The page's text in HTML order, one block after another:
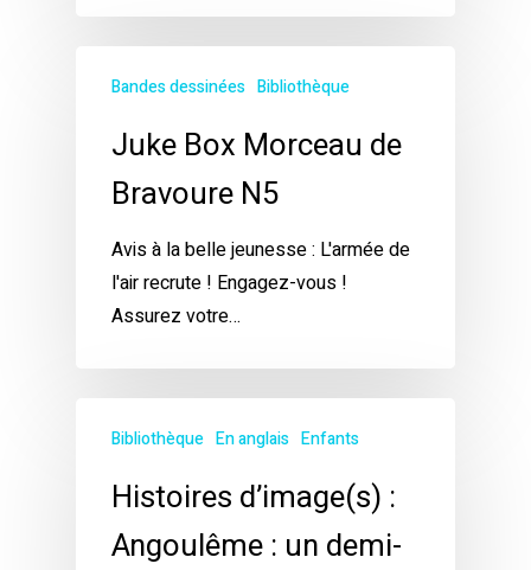
Bandes dessinées Bibliothèque
Juke Box Morceau de
Bravoure N5
Avis à la belle jeunesse : L'armée de
l'air recrute ! Engagez-vous !
Assurez votre…
Bibliothèque En anglais Enfants
Histoires d’image(s) :
Angoulême : un demi-